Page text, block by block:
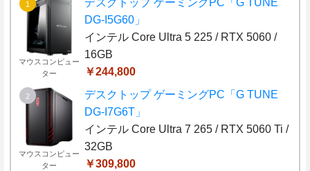
マウスコンピュー
ター
デスクトップ ゲーミングPC「G TUNE
DG-I5G60」
インテル Core Ultra 5 225 / RTX 5060 /
16GB
￥244,800
マウスコンピュー
ター
デスクトップ ゲーミングPC「G TUNE
DG-I7G6T」
インテル Core Ultra 7 265 / RTX 5060 Ti /
32GB
￥309,800